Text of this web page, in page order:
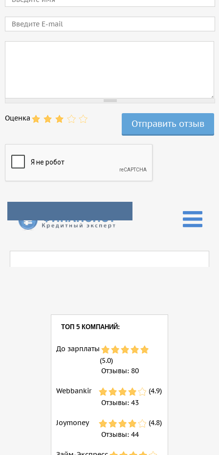
E-mail
Оценка
ТОП 5 КОМПАНИЙ:
До зарплаты
(5.0)
Отзывы: 80
Webbankir
(4.9)
Отзывы: 43
Joymoney
(4.8)
Отзывы: 44